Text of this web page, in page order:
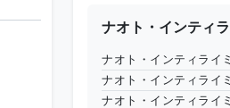
ナオト・インティ
ナオト・インティライ
ナオト・インティライ
ナオト・インティライ